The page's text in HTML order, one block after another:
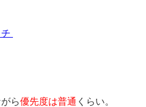
ら優先度は普通 くらい。